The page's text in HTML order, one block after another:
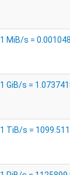
1 MiB/s =
1 GiB/s =
1 TiB/s =